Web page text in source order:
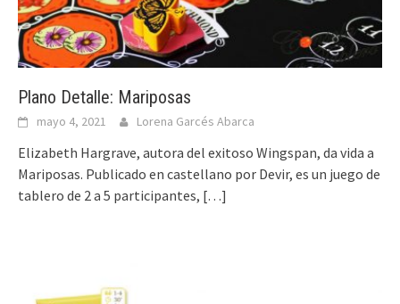
Plano Detalle: Mariposas
mayo 4, 2021 Lorena Garcés Abarca
Elizabeth Hargrave, autora del exitoso Wingspan, da vida a
Mariposas. Publicado en castellano por Devir, es un juego de
tablero de 2 a 5 participantes, […]